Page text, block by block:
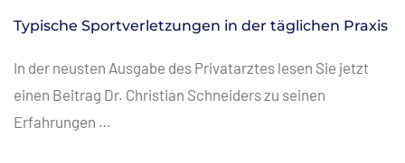
Typische Sportverletzungen in der täglichen Praxis
In der neusten Ausgabe des Privatarztes lesen Sie jetzt
einen Beitrag Dr. Christian Schneiders zu seinen
Erfahrungen …